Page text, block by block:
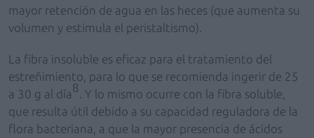
mayor retención de agua en las heces (que aumenta su
volumen y estimula el peristaltismo).
La fibra insoluble es eficaz para el tratamiento del
estreñimiento, para lo que se recomienda ingerir de 25
a 30 g al día8 . Y lo mismo ocurre con la fibra soluble,
que resulta útil debido a su capacidad reguladora de la
flora bacteriana, a que la mayor presencia de ácidos